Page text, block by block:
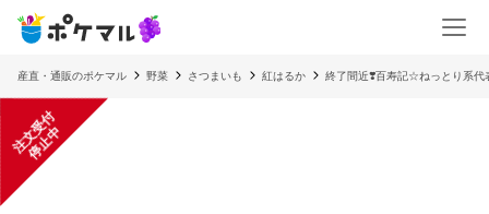
産直・通販のポケマル 野菜 さつまいも 紅はるか 終了間近❣️百寿記☆ねっとり系代
注
文
受
付
停
止
中